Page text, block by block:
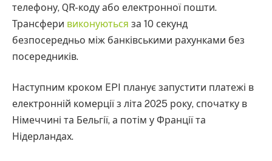
телефону, QR-коду або електронної пошти.
Трансфери виконуються за 10 секунд
безпосередньо між банківськими рахунками без
посередників.
Наступним кроком EPI планує запустити платежі в
електронній комерції з літа 2025 року, спочатку в
Німеччині та Бельгії, а потім у Франції та
Нідерландах.